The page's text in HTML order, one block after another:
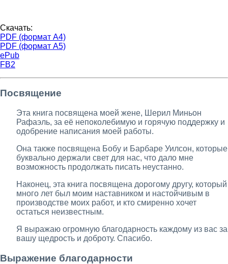
Скачать:
PDF (формат A4)
PDF (формат A5)
ePub
FB2
Посвящение
Эта книга посвящена моей жене, Шерил Миньон
Рафаэль, за её непоколебимую и горячую поддержку и
одобрение написания моей работы.
Она также посвящена Бобу и Барбаре Уилсон, которые
буквально держали свет для нас, что дало мне
возможность продолжать писать неустанно.
Наконец, эта книга посвящена дорогому другу, который
много лет был моим наставником и настойчивым в
производстве моих работ, и кто смиренно хочет
остаться неизвестным.
Я выражаю огромную благодарность каждому из вас за
вашу щедрость и доброту. Спасибо.
Выражение благодарности